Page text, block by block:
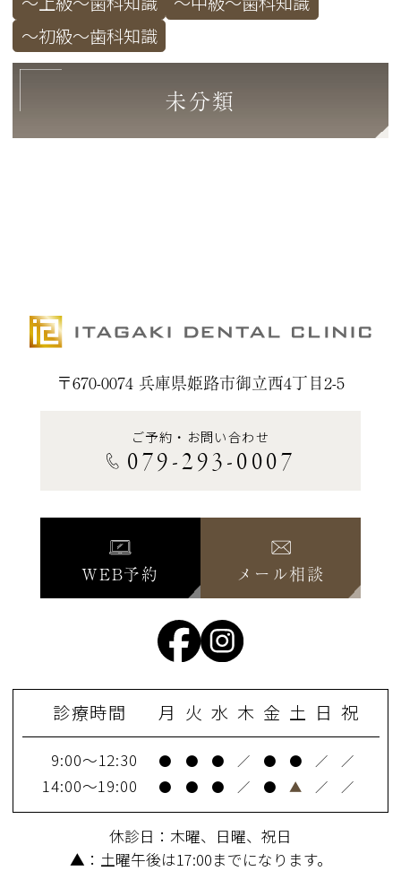
～初級～歯科知識
未分類
〒670-0074 兵庫県姫路市御立西4丁目2-5
ご予約・お問い合わせ
079-293-0007
WEB予約 メール相談
診療時間 月 火 水 木 金 土 日 祝
9:00～12:30 ● ● ● ／ ● ● ／ ／
14:00～19:00 ● ● ● ／ ● ▲ ／ ／
休診日：木曜、日曜、祝日
▲：土曜午後は17:00までになります。